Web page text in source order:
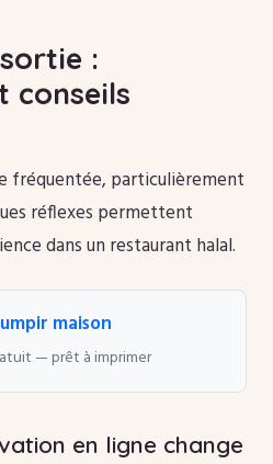
:
conseils
fréquentée, particulièrement
réflexes permettent
dans un restaurant halal.
maison
— prêt à imprimer
en ligne change